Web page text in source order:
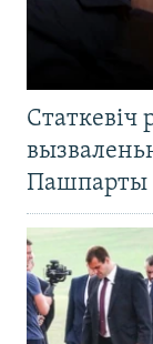
Статкевіч
Пашпарты